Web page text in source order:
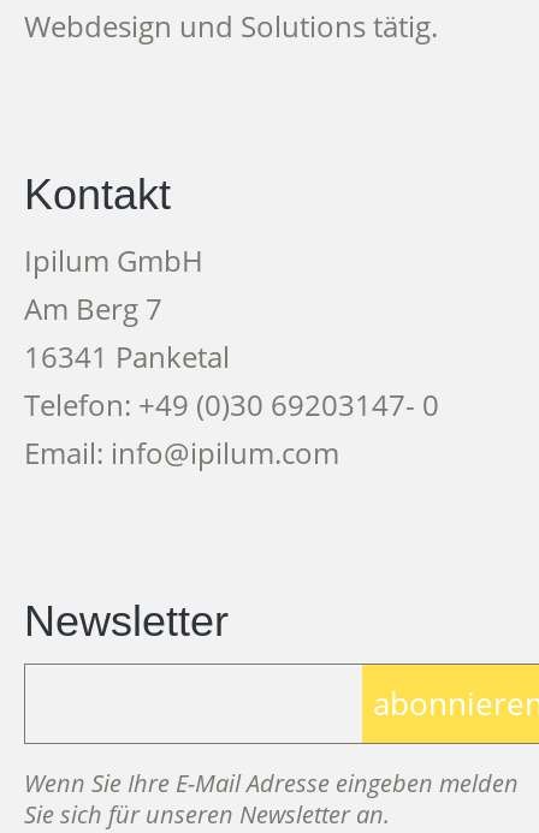
Webdesign und Solutions tätig.
Kontakt
Ipilum GmbH
Am Berg 7
16341 Panketal
Telefon: +49 (0)30 69203147- 0
Email: info@ipilum.com
Newsletter
Wenn Sie Ihre E-Mail Adresse eingeben melden
Sie sich für unseren Newsletter an.